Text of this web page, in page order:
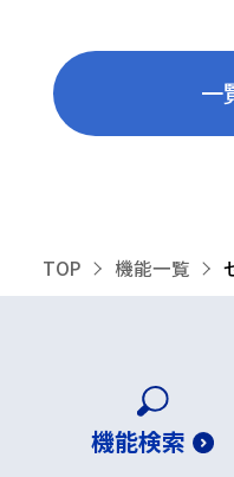
一
TOP 機能一覧
機能検索